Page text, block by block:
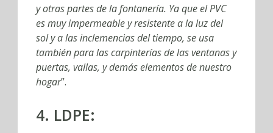
y otras partes de la fontanería. Ya que el PVC
es muy impermeable y resistente a la luz del
sol y a las inclemencias del tiempo, se usa
también para las carpinterías de las ventanas y
puertas, vallas, y demás elementos de nuestro
hogar”.
4. LDPE: